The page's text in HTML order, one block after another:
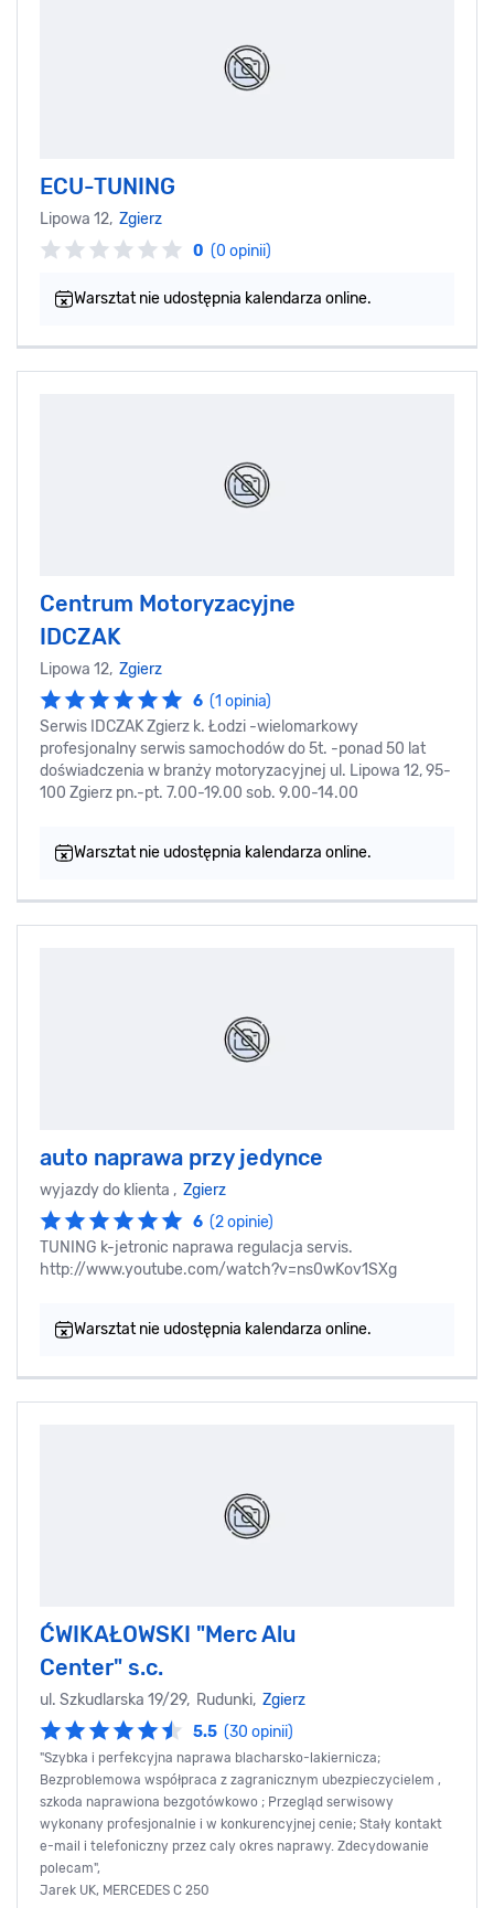
ECU-TUNING
Lipowa 12, Zgierz
0 (0 opinii)
Warsztat nie udostępnia kalendarza online.
Centrum Motoryzacyjne
IDCZAK
Lipowa 12, Zgierz
6 (1 opinia)
Serwis IDCZAK Zgierz k. Łodzi -wielomarkowy
profesjonalny serwis samochodów do 5t. -ponad 50 lat
doświadczenia w branży motoryzacyjnej ul. Lipowa 12, 95-
100 Zgierz pn.-pt. 7.00-19.00 sob. 9.00-14.00
Warsztat nie udostępnia kalendarza online.
auto naprawa przy jedynce
wyjazdy do klienta , Zgierz
6 (2 opinie)
TUNING k-jetronic naprawa regulacja servis.
http://www.youtube.com/watch?v=ns0wKov1SXg
Warsztat nie udostępnia kalendarza online.
ĆWIKAŁOWSKI "Merc Alu
Center" s.c.
ul. Szkudlarska 19/29, Rudunki, Zgierz
5.5 (30 opinii)
"Szybka i perfekcyjna naprawa blacharsko-lakiernicza;
Bezproblemowa współpraca z zagranicznym ubezpieczycielem ,
szkoda naprawiona bezgotówkowo ; Przegląd serwisowy
wykonany profesjonalnie i w konkurencyjnej cenie; Stały kontakt
e-mail i telefoniczny przez caly okres naprawy. Zdecydowanie
polecam",
Jarek UK, MERCEDES C 250